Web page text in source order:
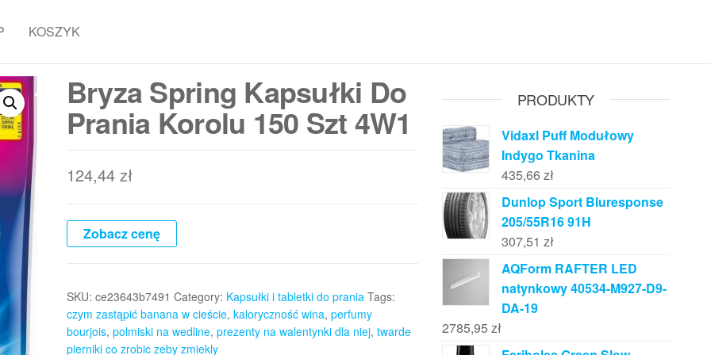
KOSZYK
Bryza Spring Kapsułki Do
Prania Korolu 150 Szt 4W1
124,44 zł
Zobacz cenę
SKU: ce23643b7491 Category: Kapsułki i tabletki do prania Tags:
czym zastąpić banana w cieście, kaloryczność wina, perfumy
bourjois, polmiski na wedline, prezenty na walentynki dla niej, twarde
pierniki co zrobic zeby zmiekly
PRODUKTY
Vidaxl Puff Modułowy
Indygo Tkanina
435,66 zł
Dunlop Sport Bluresponse
205/55R16 91H
307,51 zł
AQForm RAFTER LED
natynkowy 40534-M927-D9-
DA-19
2785,95 zł